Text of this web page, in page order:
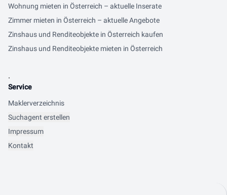
Wohnung mieten in Österreich – aktuelle Inserate
Zimmer mieten in Österreich – aktuelle Angebote
Zinshaus und Renditeobjekte in Österreich kaufen
Zinshaus und Renditeobjekte mieten in Österreich
.
Service
Maklerverzeichnis
Suchagent erstellen
Impressum
Kontakt